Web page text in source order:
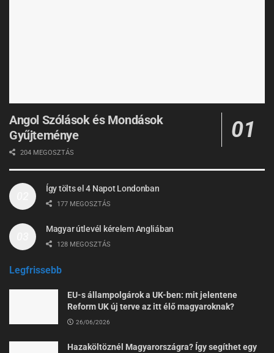
Angol Szólások és Mondások
Gyűjteménye
204 MEGOSZTÁS
Így tölts el 4 Napot Londonban
177 MEGOSZTÁS
Magyar útlevél kérelem Angliában
128 MEGOSZTÁS
Legfrissebb
EU-s állampolgárok a UK-ben: mit jelentene
Reform UK új terve az itt élő magyaroknak?
26/06/2026
Hazaköltöznél Magyarországra? Így segíthet egy